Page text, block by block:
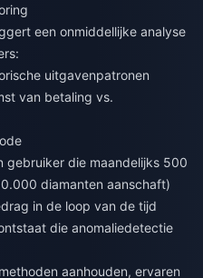
een onmiddellijke analyse
uitgavenpatronen
van betaling vs.
gebruiker die maandelijks 500
diamanten aanschaft)
in de loop van de tijd
die anomaliedetectie
aanhouden, ervaren